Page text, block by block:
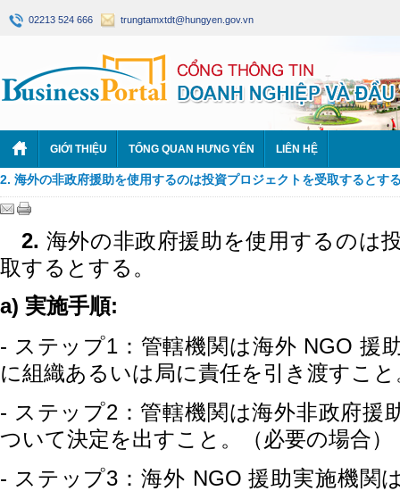
02213 524 666 trungtamxtdt@hungyen.gov.vn
GIỚI THIỆU TỔNG QUAN HƯNG YÊN LIÊN HỆ
2. 海外の非政府援助を使用するのは投資プロジェクトを受取するとす
2. 海外の非政府援助を使用するのは
取するとする。
a) 実施手順:
- ステップ1 ：管轄機関は海外 NGO 援
に組織あるいは局に責任を引き渡すこと
- ステップ2：管轄機関は海外非政府援
ついて決定を出すこと。（必要の場合）
- ステップ3 ： 海外 NGO援助実施機関